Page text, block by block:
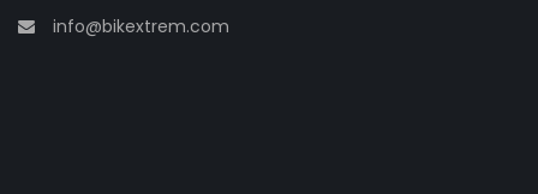
info@bikextrem.com